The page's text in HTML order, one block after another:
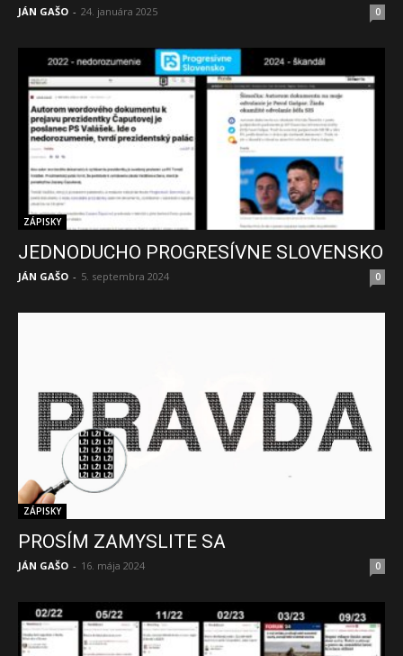
JÁN GAŠO - 24. januára 2025 0
ZÁPISKY
JEDNODUCHO PROGRESÍVNE SLOVENSKO
JÁN GAŠO - 5. septembra 2024 0
ZÁPISKY
PROSÍM ZAMYSLITE SA
JÁN GAŠO - 16. mája 2024 0